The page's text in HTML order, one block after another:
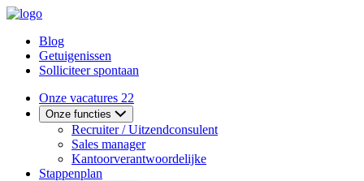
Blog
Getuigenissen
Solliciteer spontaan
Onze vacatures 22
Onze functies
Recruiter / Uitzendconsulent
Sales manager
Kantoorverantwoordelijke
Stappenplan